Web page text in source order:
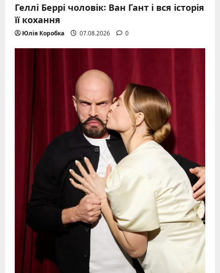
Геллі Беррі чоловік: Ван Гант і вся історія
її кохання
Юлія Коробка 07.08.2026 0